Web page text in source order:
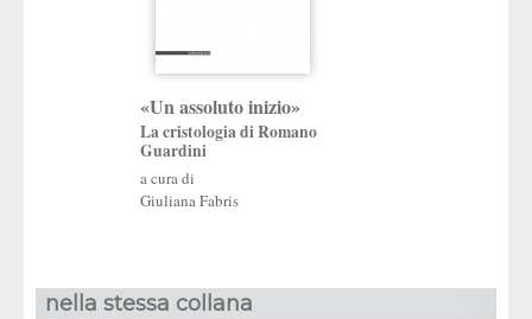
«Un assoluto inizio»
La cristologia di Romano
Guardini
a cura di
Giuliana Fabris
nella stessa collana